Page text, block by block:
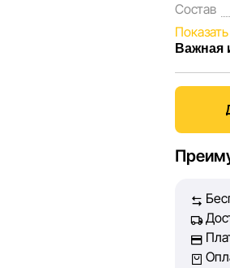
Состав
Важная
Мы,
Каждый
принять